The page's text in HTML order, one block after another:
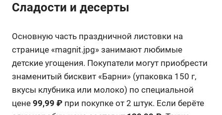
Сладости и десерты
Основную часть праздничной листовки на
странице «magnit.jpg» занимают любимые
детские угощения. Покупатели могут приобрести
знаменитый бисквит «Барни» (упаковка 150 г,
вкусы клубника или молоко) по специальной
цене 99,99 ₽ при покупке от 2 штук. Если берёте